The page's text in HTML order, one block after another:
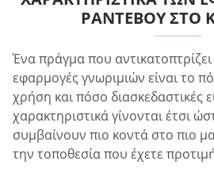
ΡΑΝΤΕΒΟΎ ΣΤΟ
Ένα πράγμα που αντικατοπτρίζει
εφαρμογές γνωριμιών είναι το
χρήση και πόσο διασκεδαστικές
χαρακτηριστικά γίνονται έτσι
συμβαίνουν πιο κοντά στο πιο
την τοποθεσία που έχετε